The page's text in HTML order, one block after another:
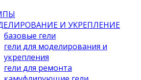
И УКРЕПЛЕНИЕ
базовые гели
гели для моделирования и
укрепления
гели для ремонта